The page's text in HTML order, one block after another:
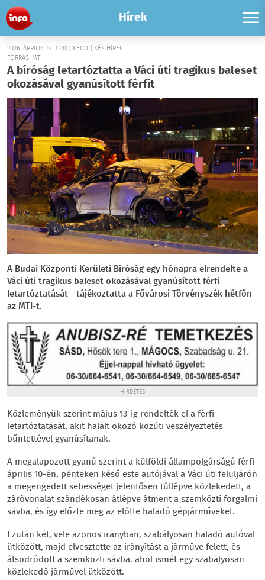
Hírek
2026. ÁPRILIS 14. 14:00, KEDD | KÉK HÍREK
FORRÁS: MTI
A bíróság letartóztatta a Váci úti tragikus baleset
okozásával gyanúsított férfit
A Budai Központi Kerületi Bíróság egy hónapra elrendelte a
Váci úti tragikus baleset okozásával gyanúsított férfi
letartóztatását - tájékoztatta a Fővárosi Törvényszék hétfőn
az MTI-t.
HIRDETÉS
Közleményük szerint május 13-ig rendelték el a férfi
letartóztatását, akit halált okozó közúti veszélyeztetés
bűntettével gyanúsítanak.
A megalapozott gyanú szerint a külföldi állampolgárságú férfi
április 10-én, pénteken késő este autójával a Váci úti felüljárón
a megengedett sebességet jelentősen túllépve közlekedett, a
záróvonalat szándékosan átlépve átment a szemközti forgalmi
sávba, és így előzte meg az előtte haladó gépjárműveket.
Ezután két, vele azonos irányban, szabályosan haladó autóval
ütközött, majd elvesztette az irányítást a járműve felett, és
átsodródott a szemközti sávba, ahol ismét egy szabályosan
közlekedő járművel ütközött.